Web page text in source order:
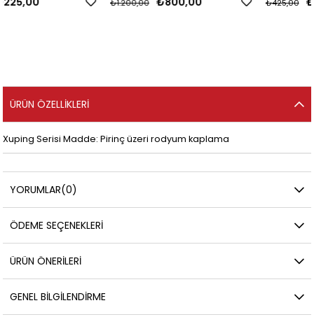
₺1.200,00 ₺425,00
ÜRÜN ÖZELLIKLERI
Xuping Serisi Madde: Pirinç üzeri rodyum kaplama
YORUMLAR(0)
ÖDEME SEÇENEKLERI
ÜRÜN ÖNERILERI
GENEL BILGILENDIRME